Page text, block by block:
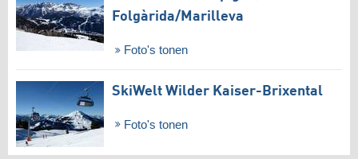
Folgàrida/​Marilleva
Foto's tonen
SkiWelt Wilder Kaiser-Brixental
Foto's tonen